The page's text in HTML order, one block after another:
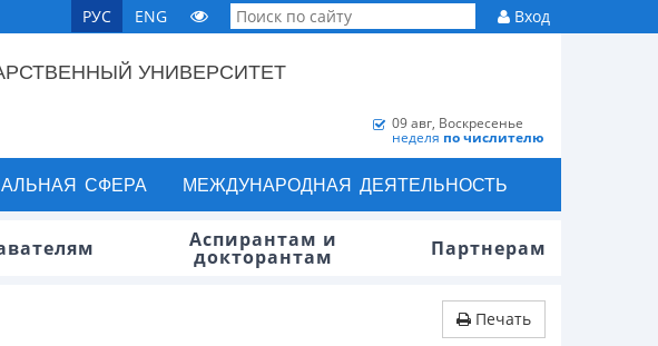
РУС ENG Вход
УНИВЕРСИТЕТ
09 авг, Воскресенье
неделя по числителю
СФЕРА МЕЖДУНАРОДНАЯ ДЕЯТЕЛЬНОСТЬ
Аспирантам и
докторантам Партнерам
Печать